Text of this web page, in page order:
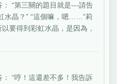
“第三關的題目就是---請告
水晶？” “這個嘛，嗯……”莉
要得到彩虹水晶，是因為，
“哼！這還差不多！我告訴